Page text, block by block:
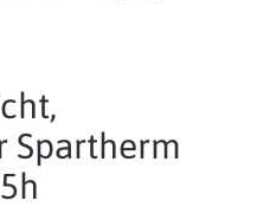
Spartherm